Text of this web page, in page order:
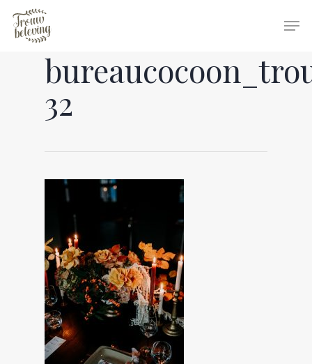
Hit enter to search or ESC to close
32